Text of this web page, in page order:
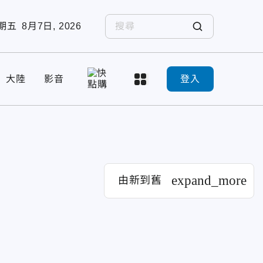
五 8月7日, 2026
大陸 影音 登入
由新到舊 expand_more